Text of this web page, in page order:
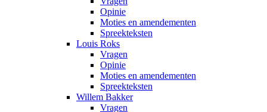
Opinie
Moties en amendementen
Spreekteksten
Louis Roks
Vragen
Opinie
Moties en amendementen
Spreekteksten
Willem Bakker
Vragen